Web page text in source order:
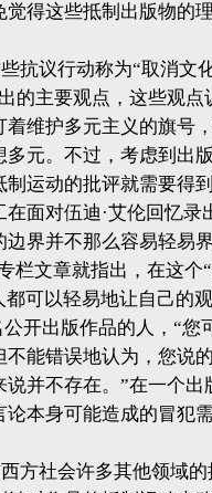
觉得这些抵制出版物的
抗议行动称为“取消文
的主要观点，这些观点
着维护多元主义的旗号
多元。不过，考虑到出
制运动的批评就需要得
面对伍迪·艾伦回忆录
边界并不那么容易轻易
栏文章就指出，在这个
可以轻易地让自己的
开出版作品的人，“您
不能错误地认为，您说
并不存在。”在一个出
论本身可能造成的冒犯
方社会许多其他领域